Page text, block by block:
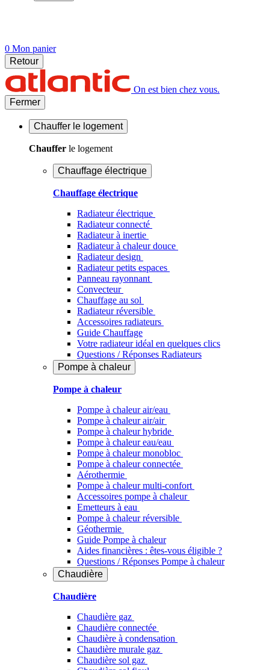
0 Mon panier
Retour
On est bien chez vous.
Fermer
Chauffer le logement
Chauffer le logement
Chauffage électrique
Chauffage électrique
Radiateur électrique
Radiateur connecté
Radiateur à inertie
Radiateur à chaleur douce
Radiateur design
Radiateur petits espaces
Panneau rayonnant
Convecteur
Chauffage au sol
Radiateur réversible
Accessoires radiateurs
Guide Chauffage
Votre radiateur idéal en quelques clics
Questions / Réponses Radiateurs
Pompe à chaleur
Pompe à chaleur
Pompe à chaleur air/eau
Pompe à chaleur air/air
Pompe à chaleur hybride
Pompe à chaleur​ eau/eau
Pompe à chaleur monobloc
Pompe à chaleur connectée
Aérothermie
Pompe à chaleur multi-confort
Accessoires pompe à chaleur
Emetteurs à eau
Pompe à chaleur réversible
Géothermie
Guide Pompe à chaleur
Aides financières : êtes-vous éligible ?
Questions / Réponses Pompe à chaleur
Chaudière
Chaudière
Chaudière gaz
Chaudière connectée
Chaudière à condensation
Chaudière murale gaz
Chaudière sol gaz